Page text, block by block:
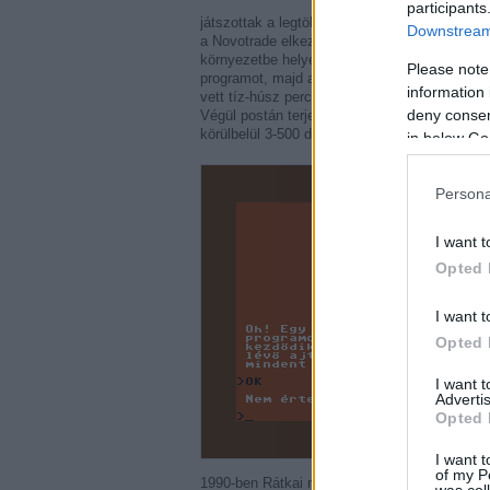
Please
information
deny
in below
I want
Opted
I want
Opted
I want
Opted
I want
of my
játszottak a legtöbben, mégis ezt adták el a
a Novotrade elkezdett kötekedni István
környezetbe helyezett nindzsás-
programot, majd a sci-fi világban játszódó
vett tíz-húsz perces demókazettákat, aztán
Végül postán terjesztette a programokat,
körülbelül 3-500 darab kelt el így, de még
1990-ben Rátkai még ígérgette a CoV-ban,